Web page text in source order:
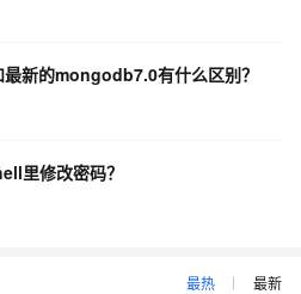
新的mongodb7.0有什么区别？
里修改密码？
最热 最新